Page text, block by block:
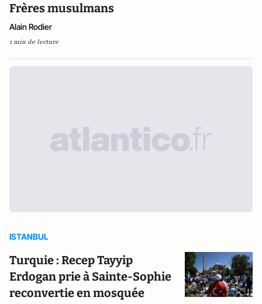
Frères musulmans
Alain Rodier
1 min de lecture
ISTANBUL
Turquie : Recep Tayyip
Erdogan prie à Sainte-Sophie
reconvertie en mosquée